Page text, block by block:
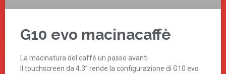
G10 evo macinacaffè
La macinatura del caffè un passo avanti
Il touchscreen da 4.3’’ rende la configurazione di G10 evo